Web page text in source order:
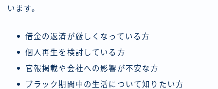
います。
借金の返済が厳しくなっている方
個人再生を検討している方
官報掲載や会社への影響が不安な方
ブラック期間中の生活について知りたい方